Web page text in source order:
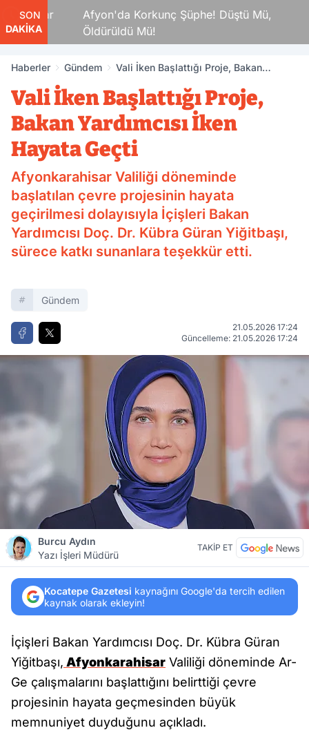
SON
DAKİKA
Afyon'da Korkunç Şüphe! Düştü Mü,
Öldürüldü Mü!
Haberler Gündem
Vali İken Başlattığı Proje, Bakan
Vali İken Başlattığı Proje,
Bakan Yardımcısı İken
Hayata Geçti
Afyonkarahisar Valiliği döneminde
başlatılan çevre projesinin hayata
geçirilmesi dolayısıyla İçişleri Bakan
Yardımcısı Doç. Dr. Kübra Güran Yiğitbaşı,
sürece katkı sunanlara teşekkür etti.
Gündem
21.05.2026 17:24
Güncelleme: 21.05.2026 17:24
Burcu Aydın
Yazı İşleri Müdürü
TAKİP ET
Kocatepe Gazetesi kaynağını Google'da tercih edilen
kaynak olarak ekleyin!
İçişleri Bakan Yardımcısı Doç. Dr. Kübra Güran
Yiğitbaşı, Afyonkarahisar Valiliği döneminde Ar-
Ge çalışmalarını başlattığını belirttiği çevre
projesinin hayata geçmesinden büyük
memnuniyet duyduğunu açıkladı.